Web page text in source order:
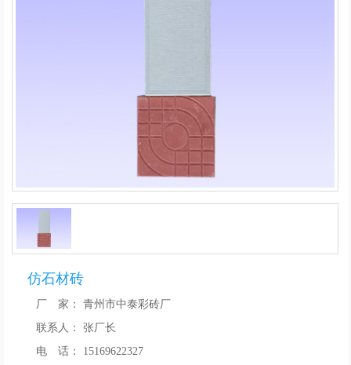
仿石材砖
厂 家：
青州市中泰彩砖厂
联系人：
张厂长
电 话：
15169622327